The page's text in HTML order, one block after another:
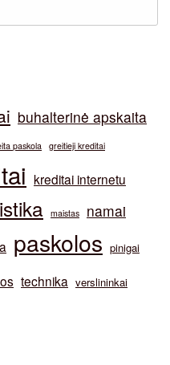
buhalterinė apskaita
paskola greitieji kreditai
kreditai internetu
maistas
namai
paskolos pinigai
technika verslininkai